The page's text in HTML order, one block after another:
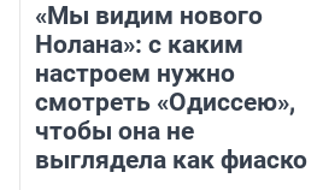
«Мы видим нового
Нолана»: с каким
настроем нужно
смотреть «Одиссею»,
чтобы она не
выглядела как фиаско